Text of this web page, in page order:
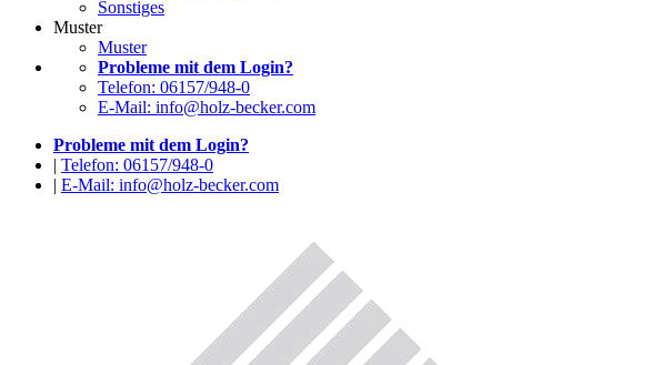
Sonstiges
Muster
Muster
Probleme mit dem Login?
Telefon: 06157/948-0
E-Mail: info@holz-becker.com
Probleme mit dem Login?
| Telefon: 06157/948-0
| E-Mail: info@holz-becker.com